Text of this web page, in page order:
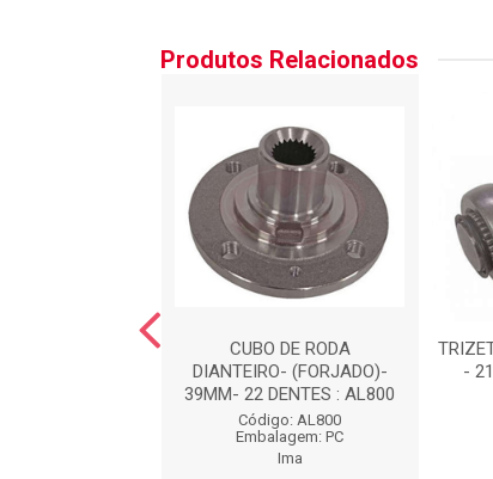
Produtos Relacionados
CUBO DE RODA
DIANTEIRO- (FORJADO)-
39MM- 22 DENTES : AL800
Código: AL800
Embalagem: PC
Ima
-